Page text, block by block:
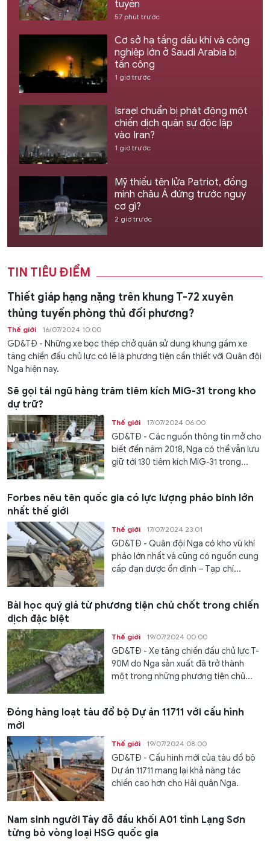
tuyến
57 phút trước
Cơ sở hạ tầng dầu khí và công
nghiệp lớn ở Saudi Arabia bị
tấn công
1 giờ trước
Israel chuẩn bị phát động một
chiến dịch quân sự độc lập
vào Iran?
1 giờ trước
Mỹ thiếu tên lửa Patriot, đồng
minh châu Á đứng trước nguy
cơ gì?
2 giờ trước
TIN TIÊU ĐIỂM
Thiết giáp hạng nặng trên khung T-72 xuyên
thủng tuyến phòng thủ đối phương?
Thế giới 16/07/2024 10:00
GD&TĐ - Những xe bọc thép chở quân sử dụng khung gầm xe
tăng chiến đấu chủ lực có lẽ là phương tiện cần thiết với Quân đội
Nga hiện nay.
Sẽ gọi tái ngũ hàng trăm tiêm kích MiG-31 trong kho
dự trữ?
Thế giới 17/07/2024 06:00
GD&TĐ - Các nguồn thông tin mở cho
biết đến năm 2018, Nga có thể vẫn lưu
giữ tới 130 tiêm kích MiG-31 trong...
Forbes nêu tên quốc gia có lực lượng pháo binh lớn
nhất thế giới
Thế giới 17/07/2024 23:01
GD&TĐ - Quân đội Nga có kho vũ khí
pháo lớn nhất và cũng có nguồn cung
cấp đạn dược ổn định – Tạp chí...
Bài học quý giá từ phương tiện chủ chốt trong chiến
dịch đặc biệt
Thế giới 19/07/2024 00:00
GD&TĐ - Xe tăng chiến đấu chủ lực T-
90M do Nga sản xuất đã trở thành
một trong những phương tiện chủ...
Đóng hàng loạt tàu đổ bộ Dự án 11711 với cấu hình
mới
Thế giới 19/07/2024 08:00
GD&TĐ - Cấu hình mới của tàu đổ bộ
Dự án 11711 mang lại khả năng tác
chiến cao hơn cho Hải quân Nga.
Nam sinh người Tày đỗ đầu khối A01 tỉnh Lạng Sơn
từng bỏ vòng loại HSG quốc gia